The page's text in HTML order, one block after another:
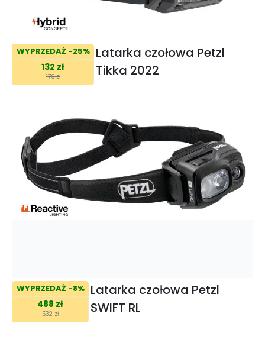
WYPRZEDAŻ -25%
132 zł
176 zł
Latarka czołowa Petzl
Tikka 2022
WYPRZEDAŻ -8%
488 zł
532 zł
Latarka czołowa Petzl
SWIFT RL